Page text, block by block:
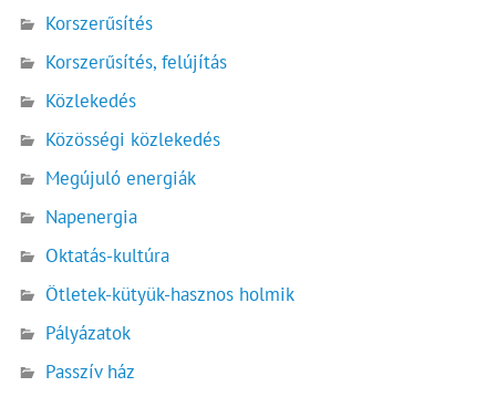
Korszerűsítés
Korszerűsítés, felújítás
Közlekedés
Közösségi közlekedés
Megújuló energiák
Napenergia
Oktatás-kultúra
Ötletek-kütyük-hasznos holmik
Pályázatok
Passzív ház